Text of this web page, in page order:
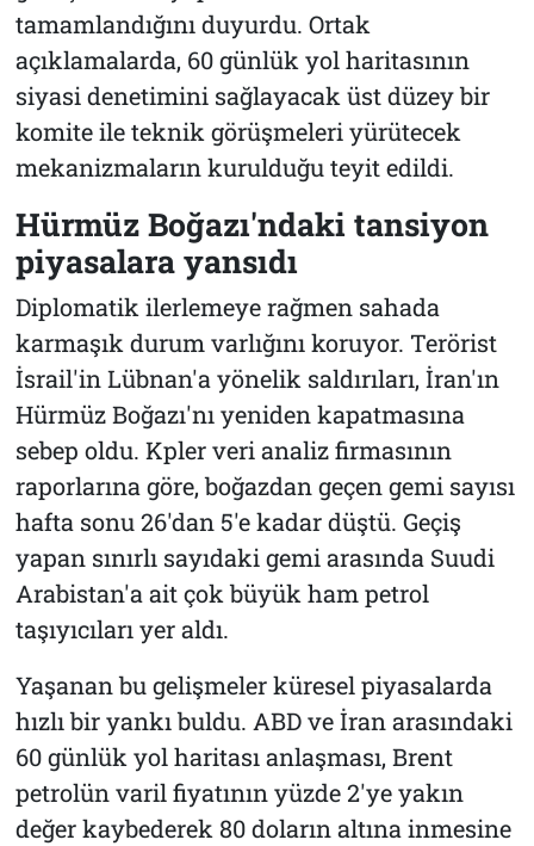
tamamlandığını duyurdu. Ortak
açıklamalarda, 60 günlük yol haritasının
siyasi denetimini sağlayacak üst düzey bir
komite ile teknik görüşmeleri yürütecek
mekanizmaların kurulduğu teyit edildi.
Hürmüz Boğazı'ndaki tansiyon
piyasalara yansıdı
Diplomatik ilerlemeye rağmen sahada
karmaşık durum varlığını koruyor. Terörist
İsrail'in Lübnan'a yönelik saldırıları, İran'ın
Hürmüz Boğazı'nı yeniden kapatmasına
sebep oldu. Kpler veri analiz firmasının
raporlarına göre, boğazdan geçen gemi sayısı
hafta sonu 26'dan 5'e kadar düştü. Geçiş
yapan sınırlı sayıdaki gemi arasında Suudi
Arabistan'a ait çok büyük ham petrol
taşıyıcıları yer aldı.
Yaşanan bu gelişmeler küresel piyasalarda
hızlı bir yankı buldu. ABD ve İran arasındaki
60 günlük yol haritası anlaşması, Brent
petrolün varil fiyatının yüzde 2'ye yakın
değer kaybederek 80 doların altına inmesine